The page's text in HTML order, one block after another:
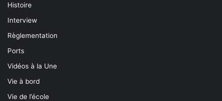
Histoire
Interview
Règlementation
Ports
Vidéos à la Une
Vie à bord
Vie de l’école